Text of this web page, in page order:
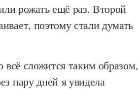
рожать ещё раз. Второй
поэтому стали думать
сложится таким образом,
пару дней я увидела